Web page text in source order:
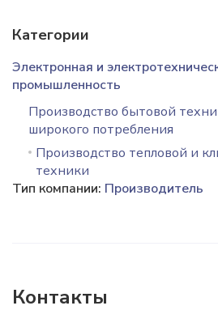
Категории
Электронная и
промышленность
Производство бытовой
широкого потребления
Производство тепловой и
техники
Тип компании: Производитель
Контакты